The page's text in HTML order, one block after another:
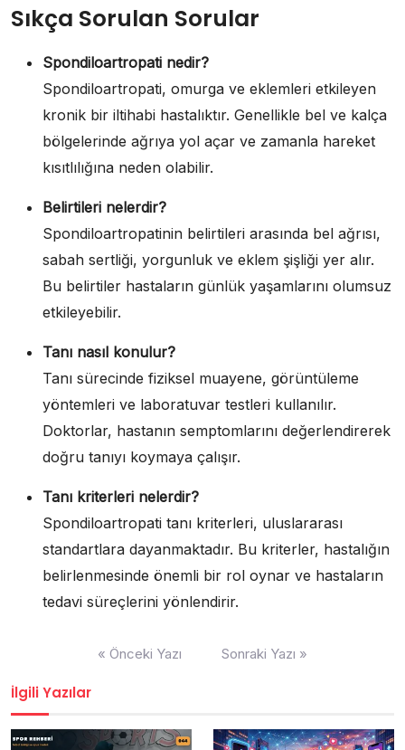
Sıkça Sorulan Sorular
Spondiloartropati nedir?
Spondiloartropati, omurga ve eklemleri etkileyen
kronik bir iltihabi hastalıktır. Genellikle bel ve kalça
bölgelerinde ağrıya yol açar ve zamanla hareket
kısıtlılığına neden olabilir.
Belirtileri nelerdir?
Spondiloartropatinin belirtileri arasında bel ağrısı,
sabah sertliği, yorgunluk ve eklem şişliği yer alır.
Bu belirtiler hastaların günlük yaşamlarını olumsuz
etkileyebilir.
Tanı nasıl konulur?
Tanı sürecinde fiziksel muayene, görüntüleme
yöntemleri ve laboratuvar testleri kullanılır.
Doktorlar, hastanın semptomlarını değerlendirerek
doğru tanıyı koymaya çalışır.
Tanı kriterleri nelerdir?
Spondiloartropati tanı kriterleri, uluslararası
standartlara dayanmaktadır. Bu kriterler, hastalığın
belirlenmesinde önemli bir rol oynar ve hastaların
tedavi süreçlerini yönlendirir.
« Önceki Yazı Sonraki Yazı »
İlgili Yazılar